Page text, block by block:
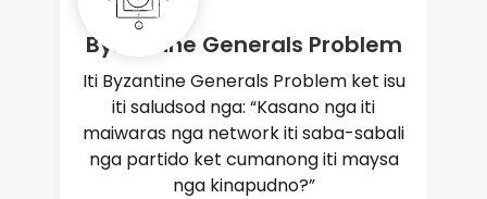
Byzantine Generals Problem
Iti Byzantine Generals Problem ket isu
iti saludsod nga: “Kasano nga iti
maiwaras nga network iti saba-sabali
nga partido ket cumanong iti maysa
nga kinapudno?”